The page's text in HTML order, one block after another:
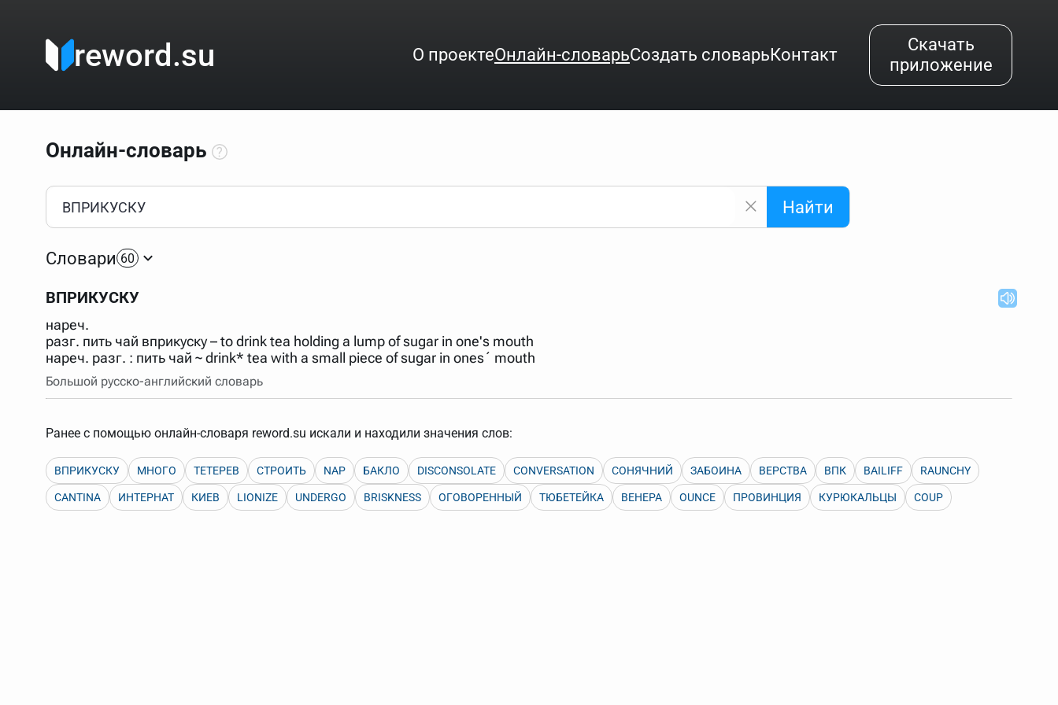
reword.su О проектеОнлайн-словарьСоздать словарьКонтакт
Скачать
приложение
Онлайн-словарь
Как пользоваться онлайн-словарём?
Прежде всего, начните вводить слово, значение которого интересует. Система автоматически подберёт варианты по начальным буквам и покажет их во всплывающем меню.
Если точное написание слова неизвестно (как в кроссворде), неизвестную букву можно заменить подстановочным знаком звёздочкой (*), а несколько неизвестных букв —
Для более сложных случаев существует возможность указывать несколько слов в запросе. Например, если написать в строке запроса "Пушкин поэт" и нажать "Найти", выведутся
В сложных запросах тоже могут присутствовать неизвестные буквы. Например, в кроссворде есть слово "***м***ов", в задании "русский поэт 19 века". Пишем в Reword первым
словом "***м***ов", далее через пробел "поэт". Получается "***м***ов поэт" (без кавычек). Нажимаем "Найти" и получаем статью "Лермонтов" и не только.
Порядок словарей можно изменять, перетаскивая словарь вверх или вниз за прямоугольник слева от названия словаря. Также можно выключать ненужные словари.
Найти
Словари 60
ВПРИКУСКУ
нареч.
разг. пить чай вприкуску – to drink tea holding a lump of sugar in one's mouth
нареч. разг. : пить чай ~ drink* tea with a small piece of sugar in ones´ mouth
Большой русско-английский словарь
Ранее с помощью онлайн-словаря reword.su искали и находили значения слов:
ВПРИКУСКУ МНОГО ТЕТЕРЕВ СТРОИТЬ NAP БАКЛО DISCONSOLATE CONVERSATION СОНЯЧНИЙ ЗАБОИНА ВЕРСТВА ВПК BAILIFF RAUNCHY
CANTINA ИНТЕРНАТ КИЕВ LIONIZE UNDERGO BRISKNESS ОГОВОРЕННЫЙ ТЮБЕТЕЙКА ВЕНЕРА OUNCE ПРОВИНЦИЯ КУРЮКАЛЬЦЫ COUP